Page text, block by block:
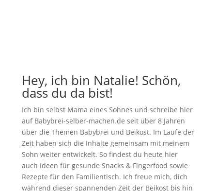
Hey, ich bin Natalie! Schön,
dass du da bist!
Ich bin selbst Mama eines Sohnes und schreibe hier
auf Babybrei-selber-machen.de seit über 8 Jahren
über die Themen Babybrei und Beikost. Im Laufe der
Zeit haben sich die Inhalte gemeinsam mit meinem
Sohn weiter entwickelt. So findest du heute hier
auch Ideen für gesunde Snacks & Fingerfood sowie
Rezepte für den Familientisch. Ich freue mich, dich
während dieser spannenden Zeit der Beikost bis hin